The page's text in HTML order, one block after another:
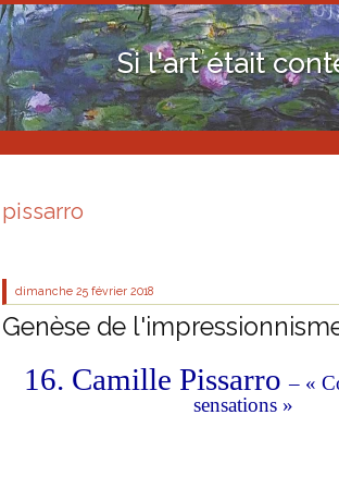
Si l'art était
pissarro
dimanche 25 février 2018
Genèse de
16. Camille Pissarro– «
sensations »